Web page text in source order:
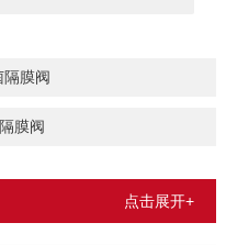
隔膜阀
膜阀
点击展开+